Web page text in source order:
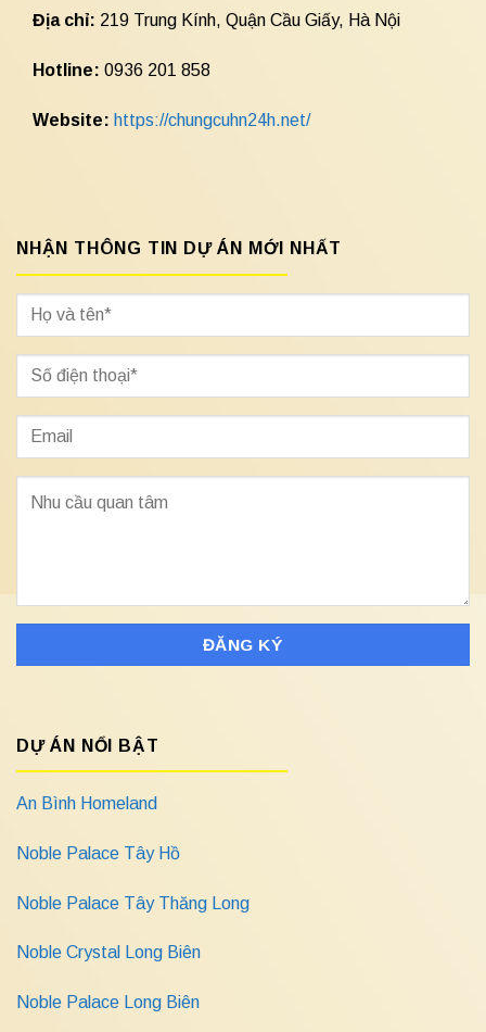
Địa chỉ: 219 Trung Kính, Quận Cầu Giấy, Hà Nội
Hotline: 0936 201 858
Website: https://chungcuhn24h.net/
NHẬN THÔNG TIN DỰ ÁN MỚI NHẤT
DỰ ÁN NỔI BẬT
An Bình Homeland
Noble Palace Tây Hồ
Noble Palace Tây Thăng Long
Noble Crystal Long Biên
Noble Palace Long Biên